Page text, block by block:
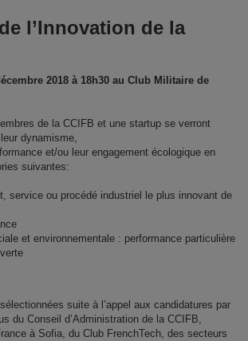
l’Innovation de la
2018 à 18h30 au Club Militaire de
de la CCIFB et une startup se verront
dynamisme,
et/ou leur engagement écologique en
suivantes:
service ou procédé industriel le plus innovant de
et environnementale : performance particulière
suite à l’appel aux candidatures par
du Conseil d’Administration de la CCIFB,
à Sofia, du Club FrenchTech, des secteurs